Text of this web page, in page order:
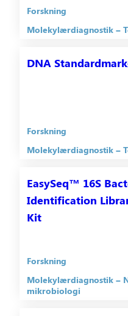
Forskning
Molekylærdiagnostik
DNA
Forskning
Molekylærdiagnostik
EasySeq™ 16S
Identification
Kit
Forskning
Molekylærdiagnostik
mikrobiologi